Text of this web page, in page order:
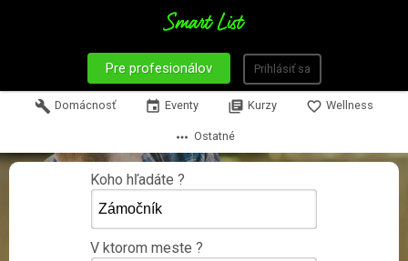
Pre profesionálov Prihlásiť sa
build Domácnosť event Eventy library_books Kurzy favorite_border Wellness
more_horiz Ostatné
Koho hľadáte ?
V ktorom meste ?